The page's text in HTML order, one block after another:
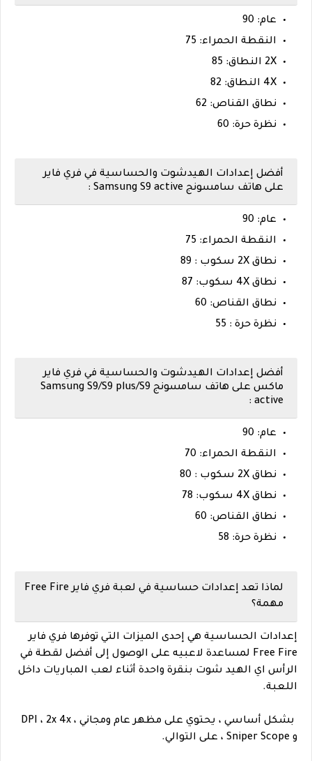
عام: 90
النقطة الحمراء: 75
2X النطاق: 85
4X النطاق: 82
نطاق القناص: 62
نظرة حرة: 60
أفضل إعدادات الهيدشوت والحساسية في فري فاير
على هاتف سامسونج Samsung S9 active :
عام: 90
النقطة الحمراء: 75
نطاق 2X سكوب : 89
نطاق 4X سكوب: 87
نطاق القناص: 60
نظرة حرة : 55
أفضل إعدادات الهيدشوت والحساسية في فري فاير
ماكس على هاتف سامسونج Samsung S9/S9 plus/S9
active :
عام: 90
النقطة الحمراء: 70
نطاق 2X سكوب : 80
نطاق 4X سكوب: 78
نطاق القناص: 60
نظرة حرة: 58
لماذا تعد إعدادات حساسية في لعبة فري فاير Free Fire
مهمة؟
إعدادات الحساسية هي إحدى الميزات التي توفرها فري فاير
Free Fire لمساعدة لاعبيه على الوصول إلى أفضل لقطة في
الرأس اي الهيد شوت بنقرة واحدة أثناء لعب المباريات داخل
اللعبة.
بشكل أساسي ، يحتوي على مظهر عام ومجاني ، DPI ، 2x 4x
و Sniper Scope ، على التوالي.